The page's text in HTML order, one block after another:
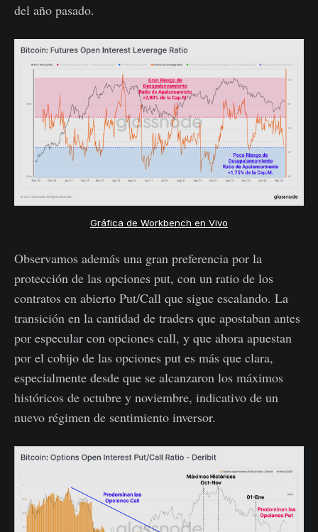
del año pasado.
Gráfica de Workbench en Vivo
Observamos además una gran preferencia por la
protección de las opciones put, con un ratio de los
contratos en abierto Put/Call que sigue escalando. La
transición en la cantidad de traders que apostaban antes
por especular con opciones call, y que ahora apuestan
por el cobijo de las opciones put es más que clara,
especialmente desde que se alcanzaron los máximos
históricos de octubre y noviembre, indicativo de un
nuevo régimen de sentimiento inversor.